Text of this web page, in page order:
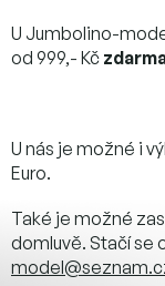
U Jumbolino-
od 999,- Kč
U nás je možné i
Euro.
Také je možné
domluvě. Stačí se